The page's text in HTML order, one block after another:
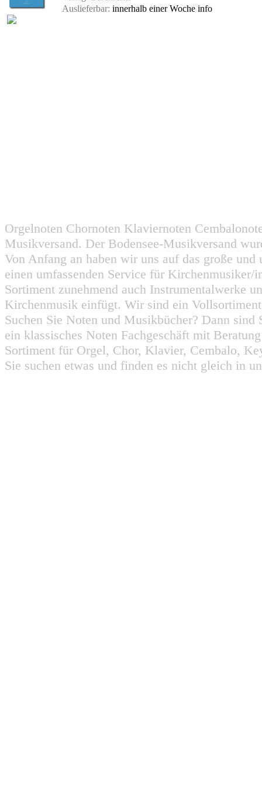
Auslieferbar: innerhalb einer Woche info
Orgelnoten Chornoten Klaviernoten
Musikversand. Der Bodensee-Musikversand
Von Anfang an haben wir uns auf das große
einen umfassenden Service für
Sortiment zunehmend auch Instrumentalwerke
Kirchenmusik einfügt. Wir sind ein
Suchen Sie Noten und Musikbücher? Dann
ein klassisches Noten Fachgeschäft mit
Sortiment für Orgel, Chor, Klavier, Cembalo,
Sie suchen etwas und finden es nicht gleich in